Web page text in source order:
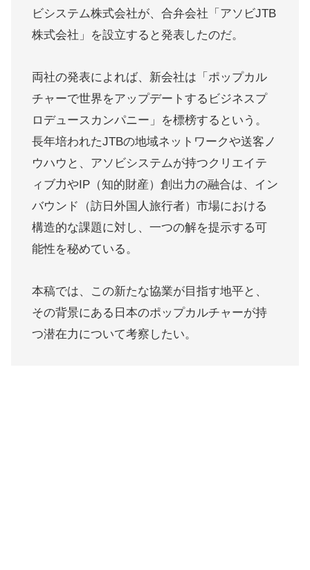
ビシステム株式会社が、合弁会社「アソビJTB
株式会社」を設立すると発表したのだ。
両社の発表によれば、新会社は「ポップカル
チャーで世界をアップデートするビジネスプ
ロデュースカンパニー」を標榜するという。
長年培われたJTBの地域ネットワークや送客ノ
ウハウと、アソビシステムが持つクリエイテ
ィブ力やIP（知的財産）創出力の融合は、イン
バウンド（訪日外国人旅行者）市場における
構造的な課題に対し、一つの解を提示する可
能性を秘めている。
本稿では、この新たな協業が目指す地平と、
その背景にある日本のポップカルチャーが持
つ潜在力について考察したい。